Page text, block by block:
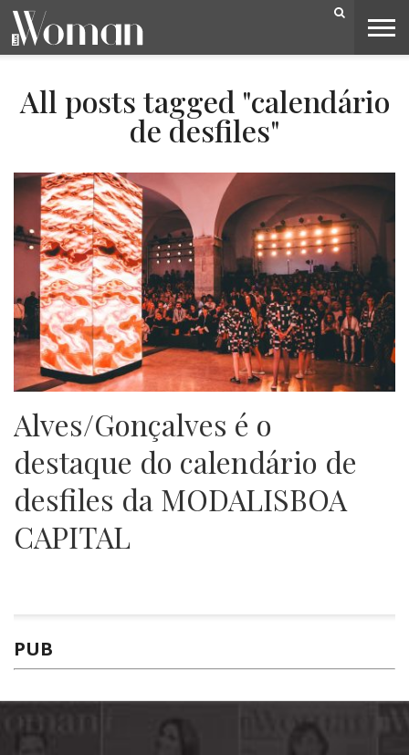
LIFESTYLE
SOCIEDADE
All posts tagged "calendário
de desfiles"
Alves/Gonçalves é o
destaque do calendário de
desfiles da MODALISBOA
CAPITAL
PUB